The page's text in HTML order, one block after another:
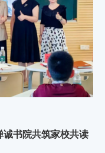
书院共筑家校共读